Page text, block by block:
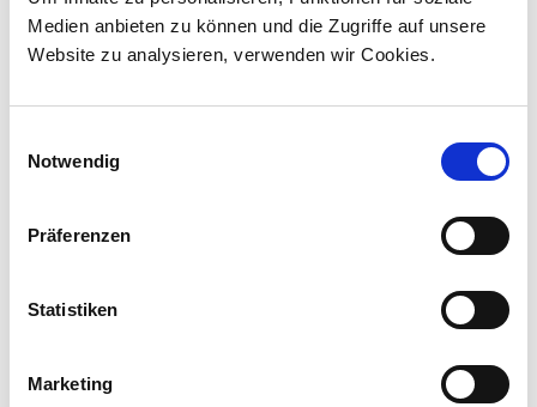
Medien anbieten zu können und die Zugriffe auf unsere
Website zu analysieren, verwenden wir Cookies.
Notwendig
Präferenzen
Statistiken
Marketing
Redundante Antriebssteuerung,
wassergekühlten IGBT-Stromrichtern
Fahrzeugleittechnik mit Zugbus und
Medienmitteilungen